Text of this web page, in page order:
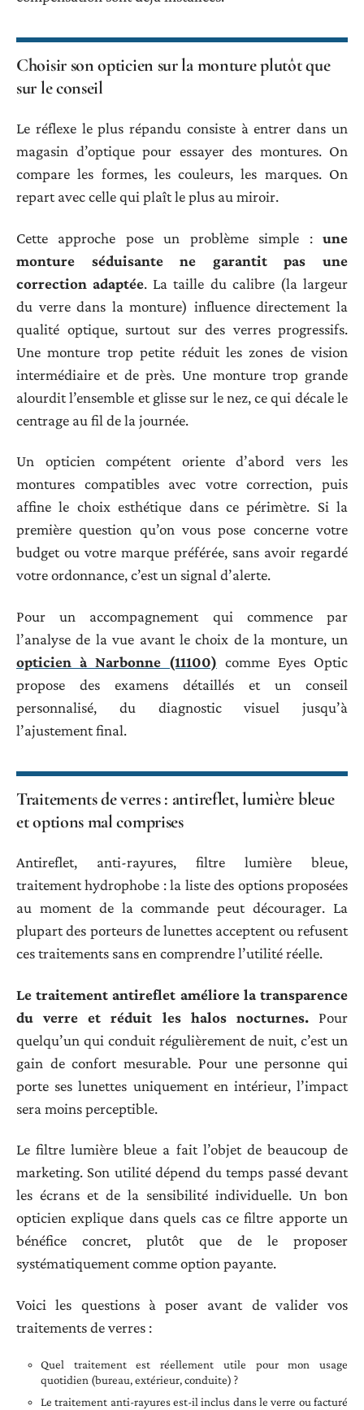
Choisir son opticien sur la monture plutôt que
sur le conseil
Le réflexe le plus répandu consiste à entrer dans un
magasin d’optique pour essayer des montures. On
compare les formes, les couleurs, les marques. On
repart avec celle qui plaît le plus au miroir.
Cette approche pose un problème simple : une
monture séduisante ne garantit pas une
correction adaptée. La taille du calibre (la largeur
du verre dans la monture) influence directement la
qualité optique, surtout sur des verres progressifs.
Une monture trop petite réduit les zones de vision
intermédiaire et de près. Une monture trop grande
alourdit l’ensemble et glisse sur le nez, ce qui décale le
centrage au fil de la journée.
Un opticien compétent oriente d’abord vers les
montures compatibles avec votre correction, puis
affine le choix esthétique dans ce périmètre. Si la
première question qu’on vous pose concerne votre
budget ou votre marque préférée, sans avoir regardé
votre ordonnance, c’est un signal d’alerte.
Pour un accompagnement qui commence par
l’analyse de la vue avant le choix de la monture, un
opticien à Narbonne (11100) comme Eyes Optic
propose des examens détaillés et un conseil
personnalisé, du diagnostic visuel jusqu’à
l’ajustement final.
Traitements de verres : antireflet, lumière bleue
et options mal comprises
Antireflet, anti-rayures, filtre lumière bleue,
traitement hydrophobe : la liste des options proposées
au moment de la commande peut décourager. La
plupart des porteurs de lunettes acceptent ou refusent
ces traitements sans en comprendre l’utilité réelle.
Le traitement antireflet améliore la transparence
du verre et réduit les halos nocturnes.Pour
quelqu’un qui conduit régulièrement de nuit, c’est un
gain de confort mesurable. Pour une personne qui
porte ses lunettes uniquement en intérieur, l’impact
sera moins perceptible.
Le filtre lumière bleue a fait l’objet de beaucoup de
marketing. Son utilité dépend du temps passé devant
les écrans et de la sensibilité individuelle. Un bon
opticien explique dans quels cas ce filtre apporte un
bénéfice concret, plutôt que de le proposer
systématiquement comme option payante.
Voici les questions à poser avant de valider vos
traitements de verres :
Quel traitement est réellement utile pour mon usage
quotidien (bureau, extérieur, conduite) ?
Le traitement anti-rayures est-il inclus dans le verre ou facturé